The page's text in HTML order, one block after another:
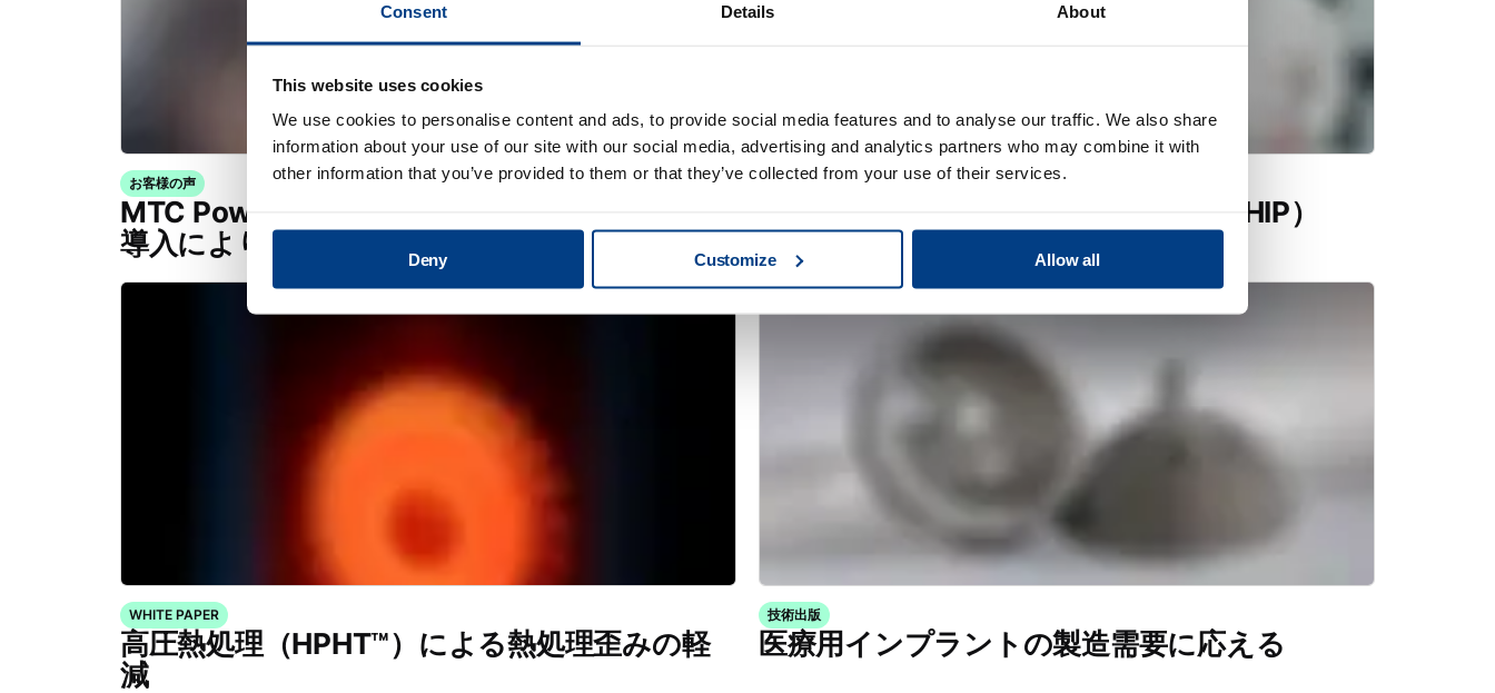
Consent Details About
This website uses cookies
We use cookies to personalise content and ads, to provide social media features and to analyse our traffic. We also share
information about your use of our site with our social media, advertising and analytics partners who may combine it with
other information that you’ve provided to them or that they’ve collected from your use of their services.
Deny Customize Allow all
お客様の声
MTC Powder Solutions、Quintus QIH 286の
導入によりPM-HIPの能力を拡充
ウェビナー
金属AMのための熱間静水圧プレス（HIP）
WHITE PAPER
高圧熱処理（HPHT™）による熱処理歪みの軽
減
技術出版
医療用インプラントの製造需要に応える